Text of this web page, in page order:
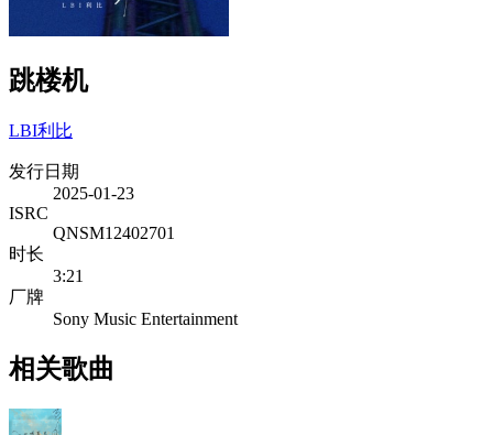
跳楼机
LBI利比
发行日期
2025-01-23
ISRC
QNSM12402701
时长
3:21
厂牌
Sony Music Entertainment
相关歌曲